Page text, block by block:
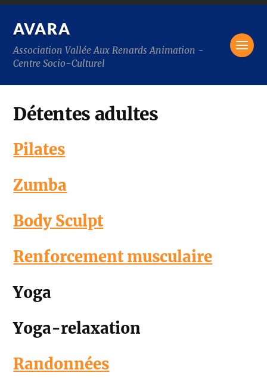
AVARA
Association Vallée Aux Renards Animation -
Centre Socio-Culturel
Détentes adultes
Pilates
Zumba
Body Sculpt
Renforcement musculaire
Yoga
Yoga-relaxation
Randonnées